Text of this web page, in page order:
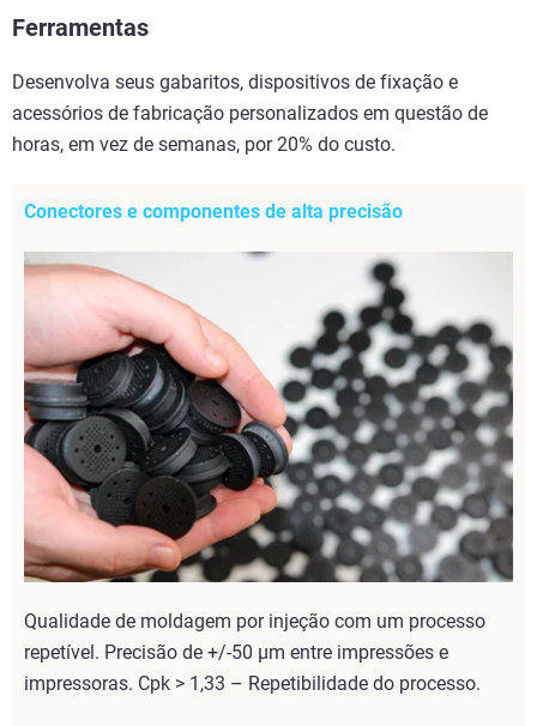
Ferramentas
Desenvolva seus gabaritos, dispositivos de fixação e
acessórios de fabricação personalizados em questão de
horas, em vez de semanas, por 20% do custo.
Conectores e componentes de alta precisão
Qualidade de moldagem por injeção com um processo
repetível. Precisão de +/-50 µm entre impressões e
impressoras. Cpk > 1,33 – Repetibilidade do processo.